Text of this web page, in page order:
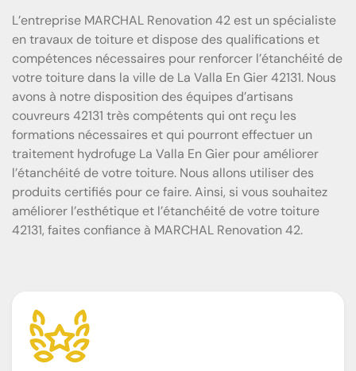
L’entreprise MARCHAL Renovation 42 est un spécialiste
en travaux de toiture et dispose des qualifications et
compétences nécessaires pour renforcer l’étanchéité de
votre toiture dans la ville de La Valla En Gier 42131. Nous
avons à notre disposition des équipes d’artisans
couvreurs 42131 très compétents qui ont reçu les
formations nécessaires et qui pourront effectuer un
traitement hydrofuge La Valla En Gier pour améliorer
l’étanchéité de votre toiture. Nous allons utiliser des
produits certifiés pour ce faire. Ainsi, si vous souhaitez
améliorer l’esthétique et l’étanchéité de votre toiture
42131, faites confiance à MARCHAL Renovation 42.